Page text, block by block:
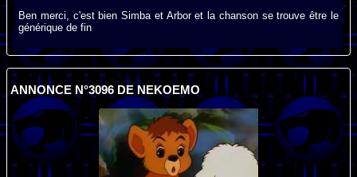
Ben merci, c'est bien Simba et Arbor et la chanson se trouve être le
générique de fin
ANNONCE N°3096 DE NEKOEMO